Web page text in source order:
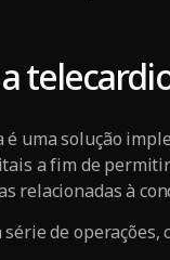
é uma solução
a fim de
relacionadas à
de operações,